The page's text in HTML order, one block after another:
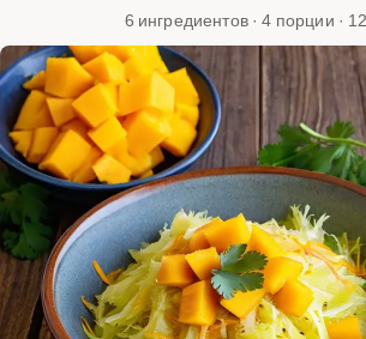
6 ингредиентов · 4 порции ·